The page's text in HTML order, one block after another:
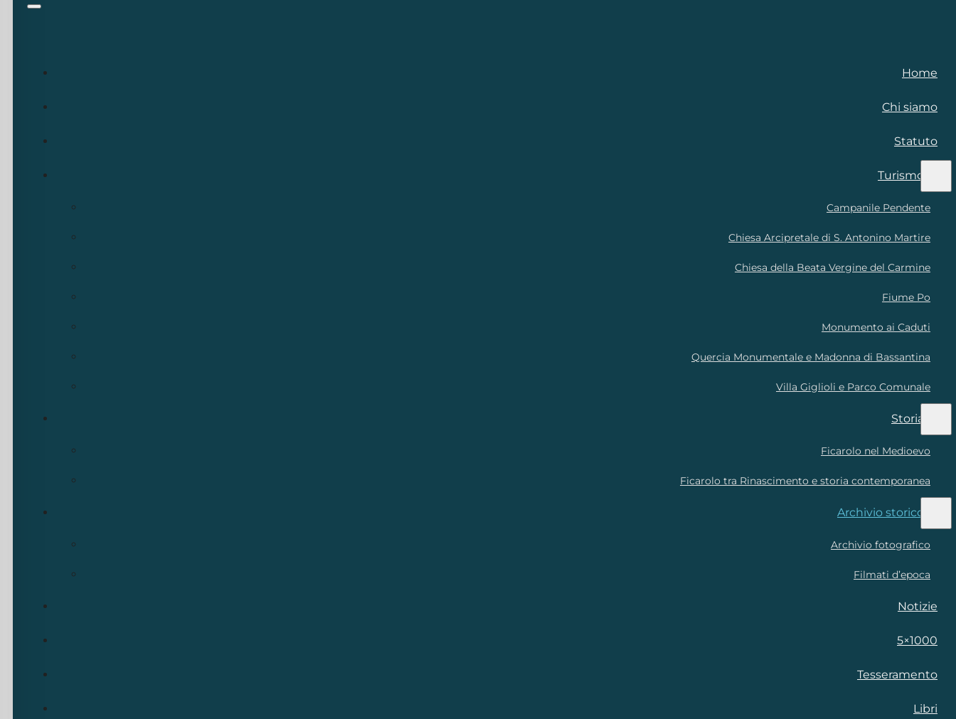
Home
Chi siamo
Statuto
Turismo
Campanile Pendente
Chiesa Arcipretale di S. Antonino Martire
Chiesa della Beata Vergine del Carmine
Fiume Po
Monumento ai Caduti
Quercia Monumentale e Madonna di Bassantina
Villa Giglioli e Parco Comunale
Storia
Ficarolo nel Medioevo
Ficarolo tra Rinascimento e storia contemporanea
Archivio storico
Archivio fotografico
Filmati d’epoca
Notizie
5×1000
Tesseramento
Libri